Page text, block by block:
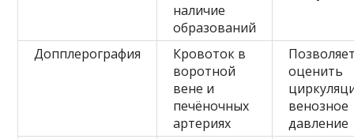
наличие
образований
Допплерография
Кровоток в
воротной
вене и
печёночных
артериях
оценить
венозное
давление